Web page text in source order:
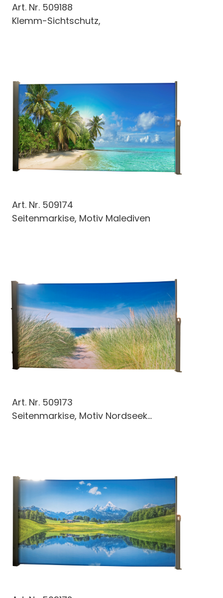
Art. Nr. 509188
Klemm-Sichtschutz,
Art. Nr. 509174
Seitenmarkise, Motiv Malediven
Art. Nr. 509173
Seitenmarkise, Motiv Nordseek...